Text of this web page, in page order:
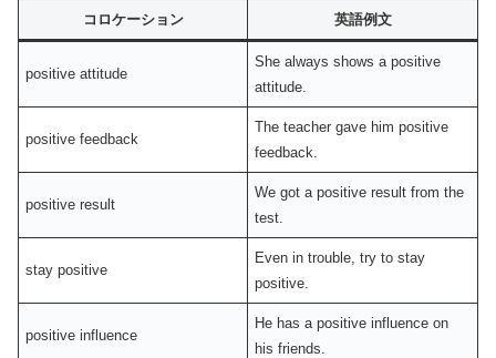
コロケーション 英語例文
positive attitude
She always shows a positive
attitude.
positive feedback
The teacher gave him positive
feedback.
positive result
We got a positive result from the
test.
stay positive
Even in trouble, try to stay
positive.
positive influence
He has a positive influence on
his friends.